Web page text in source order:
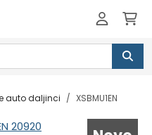
auto daljinci XSBMU1EN